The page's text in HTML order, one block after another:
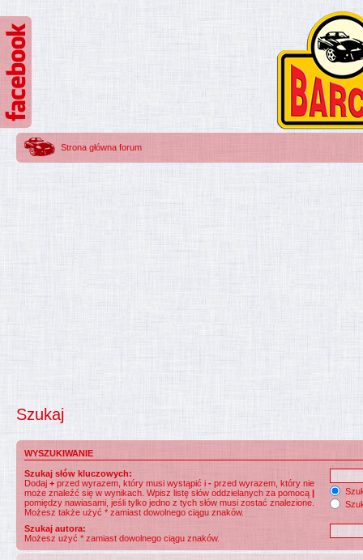
Strona główna forum
Szukaj
WYSZUKIWANIE
Szukaj słów kluczowych:
Dodaj + przed wyrazem, który musi wystąpić i - przed wyrazem, który nie
może znaleźć się w wynikach. Wpisz listę słów oddzielanych za pomocą |
pomiędzy nawiasami, jeśli tylko jedno z tych słów musi zostać znalezione.
Możesz także użyć * zamiast dowolnego ciągu znaków.
Szukaj autora:
Możesz użyć * zamiast dowolnego ciągu znaków.